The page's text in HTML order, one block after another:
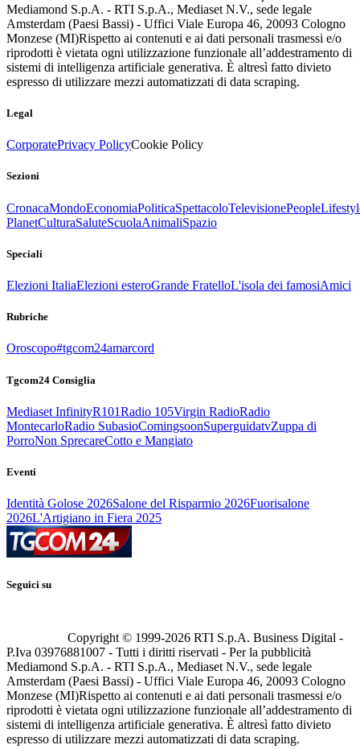
Mediamond S.p.A. - RTI S.p.A., Mediaset N.V., sede legale
Amsterdam (Paesi Bassi) - Uffici Viale Europa 46, 20093 Cologno
Monzese (MI)Rispetto ai contenuti e ai dati personali trasmessi e/o
riprodotti è vietata ogni utilizzazione funzionale all’addestramento di
sistemi di intelligenza artificiale generativa. È altresì fatto divieto
espresso di utilizzare mezzi automatizzati di data scraping.
Legal
CorporatePrivacy PolicyCookie Policy
Sezioni
CronacaMondoEconomiaPoliticaSpettacoloTelevisionePeople
PlanetCulturaSaluteScuolaAnimaliSpazio
Speciali
Elezioni ItaliaElezioni esteroGrande FratelloL'isola dei famosiAmici
Rubriche
Oroscopo#tgcom24amarcord
Tgcom24 Consiglia
Mediaset InfinityR101Radio 105Virgin RadioRadio
MontecarloRadio SubasioComingsoonSuperguidatvZuppa di
PorroNon SprecareCotto e Mangiato
Eventi
Identità Golose 2026Salone del Risparmio 2026Fuorisalone
2026L'Artigiano in Fiera 2025
Seguici su
Copyright © 1999-2026 RTI S.p.A. Business Digital -
P.Iva 03976881007 - Tutti i diritti riservati - Per la pubblicità
Mediamond S.p.A. - RTI S.p.A., Mediaset N.V., sede legale
Amsterdam (Paesi Bassi) - Uffici Viale Europa 46, 20093 Cologno
Monzese (MI)Rispetto ai contenuti e ai dati personali trasmessi e/o
riprodotti è vietata ogni utilizzazione funzionale all’addestramento di
sistemi di intelligenza artificiale generativa. È altresì fatto divieto
espresso di utilizzare mezzi automatizzati di data scraping.